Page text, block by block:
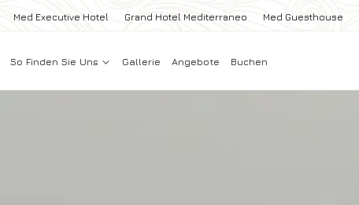
Med Executive Hotel Grand Hotel Mediterraneo Med Guesthouse
So Finden Sie Uns Gallerie Angebote Buchen